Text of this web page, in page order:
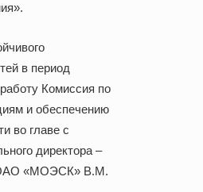
в период
Комиссия по
и обеспечению
во главе с
директора –
ОАО «МОЭСК» В.М.